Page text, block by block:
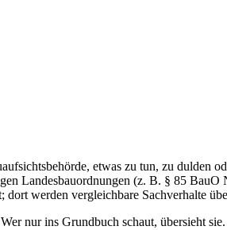
etwas zu tun, zu dulden
Landesbauordnungen (z. B. § 85
werden vergleichbare Sachverhalte
nur ins Grundbuch schaut, übersieht sie.